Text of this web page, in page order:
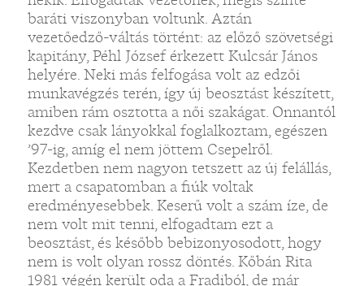
baráti viszonyban voltunk. Aztán
vezetőedző-váltás történt: az előző szövetségi
kapitány, Péhl József érkezett Kulcsár János
helyére. Neki más felfogása volt az edzői
munkavégzés terén, így új beosztást készített,
amiben rám osztotta a női szakágat. Onnantól
kezdve csak lányokkal foglalkoztam, egészen
’97-ig, amíg el nem jöttem Csepelről.
Kezdetben nem nagyon tetszett az új felállás,
mert a csapatomban a fiúk voltak
eredményesebbek. Keserű volt a szám íze, de
nem volt mit tenni, elfogadtam ezt a
beosztást, és később bebizonyosodott, hogy
nem is volt olyan rossz döntés. Kőbán Rita
1981 végén került oda a Fradiból, de már